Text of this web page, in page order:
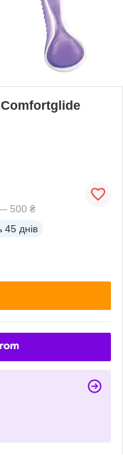
— 500 ₴
45 днів